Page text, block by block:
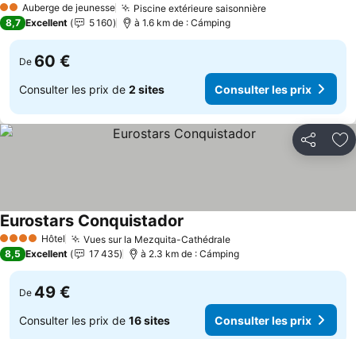
2 ÉtoilesAuberge de jeunesse Piscine extérieure saisonnière
8,7 Excellent 5 160 à 1.6 km de : Cámping
De 60 €
Consulter les prix de 2 sites Consulter les prix
Partager
4 Étoiles Hôtel Vues sur la Mezquita-Cathédrale
Eurostars Conquistador
8,5 Excellent 17 435 à 2.3 km de : Cámping
De 49 €
Consulter les prix de 16 sites Consulter les prix